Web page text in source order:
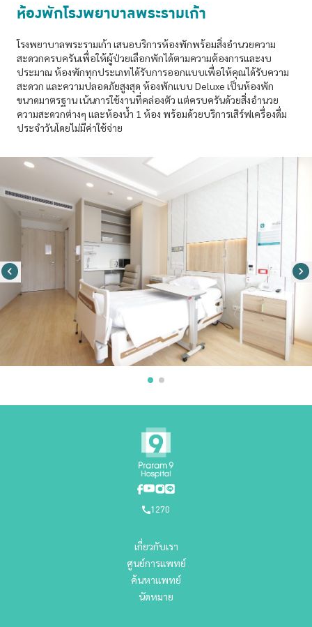
ห้องพักโรงพยาบาลพระรามเก้า
โรงพยาบาลพระรามเก้า เสนอบริการห้องพักพร้อมสิ่งอำนวยความ
สะดวกครบครันเพื่อให้ผู้ป่วยเลือกพักได้ตามความต้องการและงบ
ประมาณ ห้องพักทุกประเภทได้รับการออกแบบเพื่อให้คุณได้รับความ
สะดวก และความปลอดภัยสูงสุด ห้องพักแบบ Deluxe เป็นห้องพัก
ขนาดมาตรฐาน เน้นการใช้งานที่คล่องตัว แต่ครบครันด้วยสิ่งอำนวย
ความสะดวกต่างๆ และห้องน้ำ 1 ห้อง พร้อมด้วยบริการเสิร์ฟเครื่องดื่ม
ประจำวันโดยไม่มีค่าใช้จ่าย
1270
เกี่ยวกับเรา
ศูนย์การแพทย์
ค้นหาแพทย์
นัดหมาย